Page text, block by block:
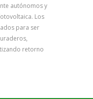
autónomos y
Los
para ser
retorno